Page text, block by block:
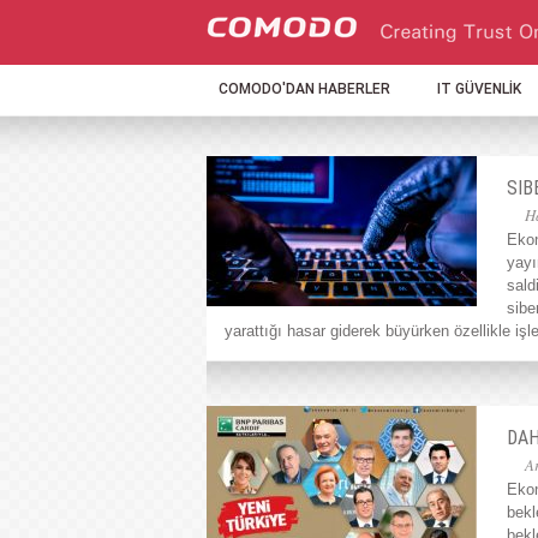
COMODO'DAN HABERLER IT GÜVENLİK
yarattığı hasar giderek büyürken özellikle